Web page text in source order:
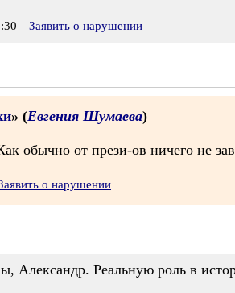
Заявить о нарушении
» (Евгения Шумаева)
обычно от прези-ов ничего не
о нарушении
Александр. Реальную роль в